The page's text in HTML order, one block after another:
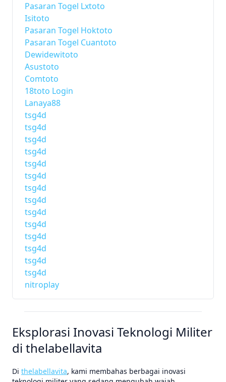
Pasaran Togel Lxtoto
Isitoto
Pasaran Togel Hoktoto
Pasaran Togel Cuantoto
Dewidewitoto
Asustoto
Comtoto
18toto Login
Lanaya88
tsg4d
tsg4d
tsg4d
tsg4d
tsg4d
tsg4d
tsg4d
tsg4d
tsg4d
tsg4d
tsg4d
tsg4d
tsg4d
tsg4d
nitroplay
Eksplorasi Inovasi Teknologi Militer
di thelabellavita
Di thelabellavita, kami membahas berbagai inovasi